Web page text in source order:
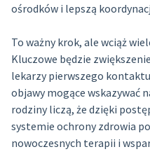
ośrodków i lepszą
To ważny krok, ale wciąż
Kluczowe będzie
lekarzy pierwszego
objawy mogące wskazywać
rodziny liczą, że dzięki
systemie ochrony zdrowia
nowoczesnych terapii i